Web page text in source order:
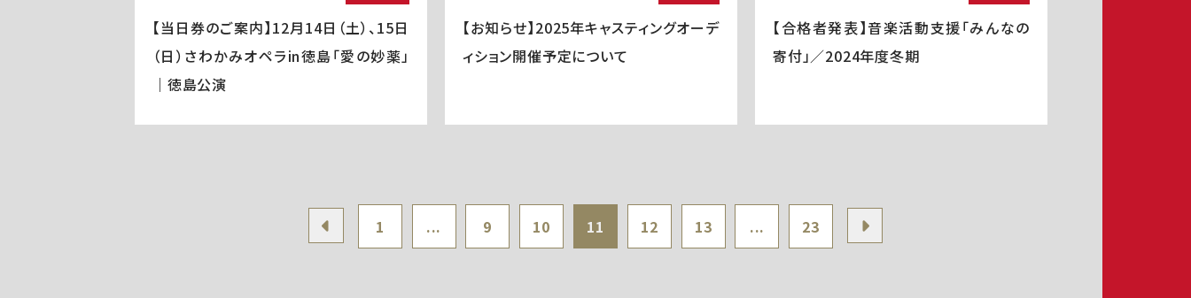
【当日券のご案内】12月14日（土）、15日
（日）さわかみオペラin徳島「愛の妙薬」
｜徳島公演
【お知らせ】2025年キャスティングオーデ
ィション開催予定について
【合格者発表】音楽活動支援「みんなの
寄付」／2024年度冬期
1 ... 9 10 11 12 13 ... 23